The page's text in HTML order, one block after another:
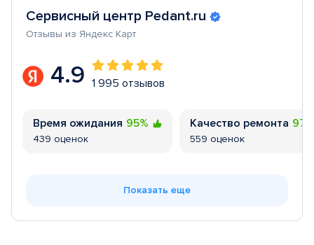
Сервисный центр Pedant.ru
Отзывы из Яндекс Карт
4.9 1 995 отзывов
Время ожидания 95%
439 оценок
Качество ремонта
559 оценок
Показать еще